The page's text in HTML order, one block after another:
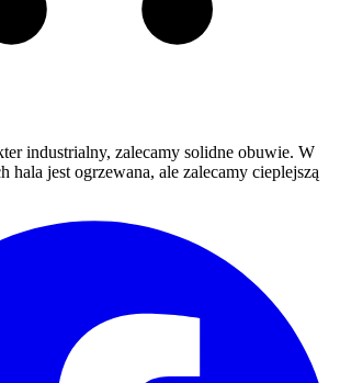
industrialny, zalecamy solidne obuwie. W
hala jest ogrzewana, ale zalecamy cieplejszą